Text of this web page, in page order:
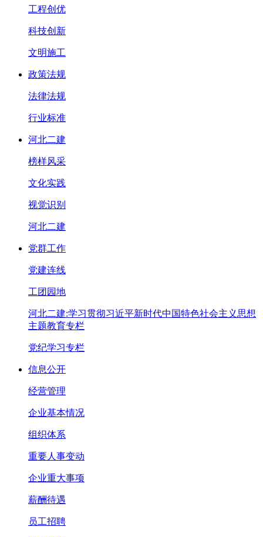
工程创优
科技创新
文明施工
政策法规
法律法规
行业标准
河北二建
榜样风采
文化实践
视觉识别
河北二建
党群工作
党建连线
工团园地
河北二建:学习贯彻习近平新时代中国特色社会主义思想
主题教育专栏
党纪学习专栏
信息公开
经营管理
企业基本情况
组织体系
重要人事变动
企业重大事项
薪酬待遇
员工招聘